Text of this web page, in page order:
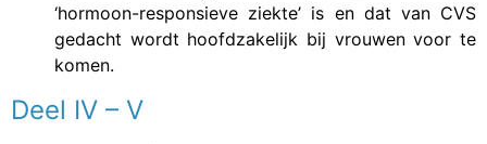
‘hormoon-responsieve ziekte’ is en dat van CVS
gedacht wordt hoofdzakelijk bij vrouwen voor te
komen.
Deel IV – V